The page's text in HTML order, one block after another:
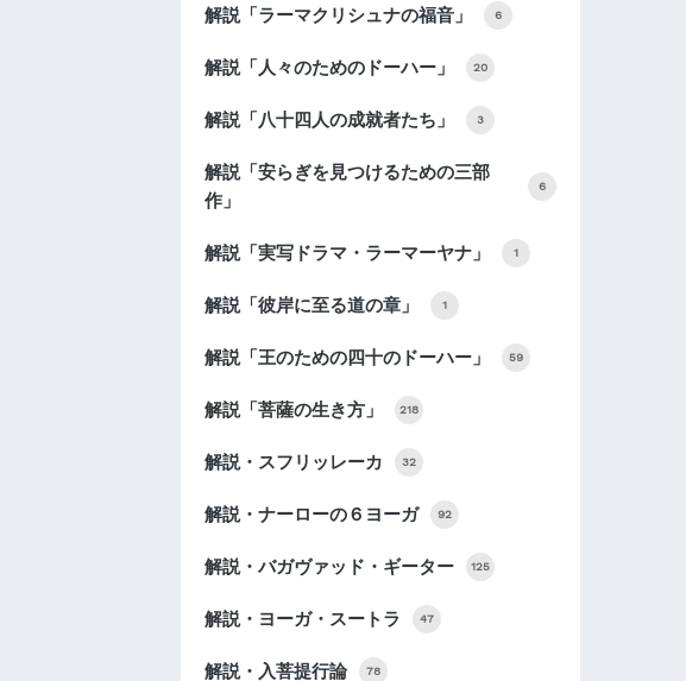
解説「ラーマクリシュナの福音」 6
解説「人々のためのドーハー」 20
解説「八十四人の成就者たち」 3
解説「安らぎを見つけるための三部
作」
6
解説「実写ドラマ・ラーマーヤナ」 1
解説「彼岸に至る道の章」 1
解説「王のための四十のドーハー」 59
解説「菩薩の生き方」 218
解説・スフリッレーカ 32
解説・ナーローの６ヨーガ 92
解説・バガヴァッド・ギーター 125
解説・ヨーガ・スートラ 47
解説・入菩提行論 78